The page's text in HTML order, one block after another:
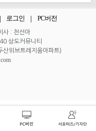
로그인 PC버전
사 : 천선아
상도커뮤니티
위브트레지움아파트)